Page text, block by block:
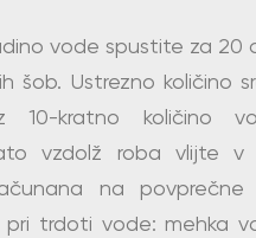
vode spustite za 20
šob. Ustrezno količino
10-kratno količino
vzdolž roba vlijte v
na povprečne
pri trdoti vode: mehka